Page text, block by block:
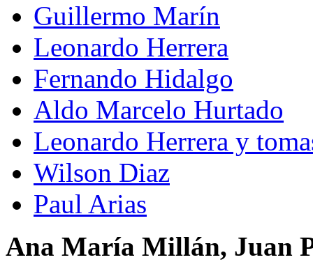
Guillermo Marín
Leonardo Herrera
Fernando Hidalgo
Aldo Marcelo Hurtado
Leonardo Herrera y
Wilson Diaz
Paul Arias
Ana María Millán, Juan